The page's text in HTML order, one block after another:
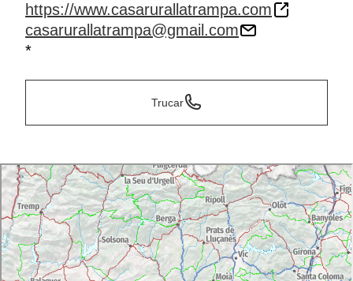
https://www.casarurallatrampa.com
casarurallatrampa@gmail.com
*
Trucar